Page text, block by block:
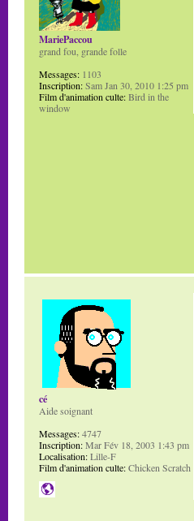
MariePaccou
grand fou, grande folle
Messages: 1103
Inscription:Sam Jan 30, 2010 1:25 pm
Film d'animation culte:Bird in the
window
cé
Aide soignant
Messages:4747
Inscription:Mar Fév 18, 2003 1:43 pm
Localisation:Lille-F
Film d'animation culte:Chicken Scratch